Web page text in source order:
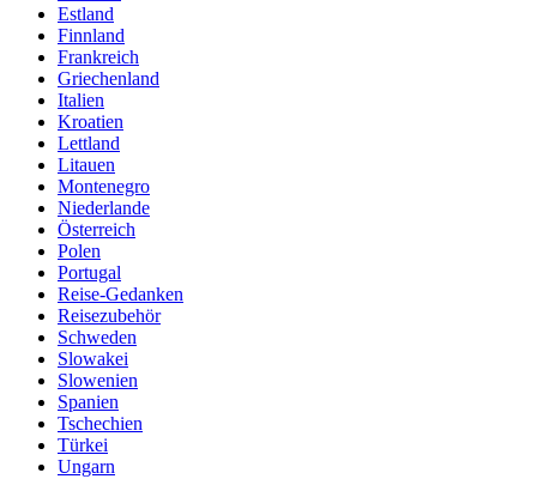
Estland
Finnland
Frankreich
Griechenland
Italien
Kroatien
Lettland
Litauen
Montenegro
Niederlande
Österreich
Polen
Portugal
Reise-Gedanken
Reisezubehör
Schweden
Slowakei
Slowenien
Spanien
Tschechien
Türkei
Ungarn